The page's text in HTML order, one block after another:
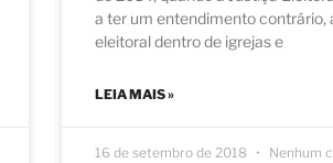
a ter um entendimento contrário,
eleitoral dentro de igrejas e
LEIA MAIS »
16 de setembro de 2018 Nenhum